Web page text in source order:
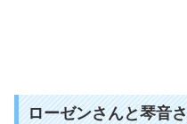
ローゼンさんと琴音